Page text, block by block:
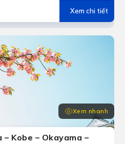
Xem chi tiết
Xem nhanh
Kobe – Okayama –